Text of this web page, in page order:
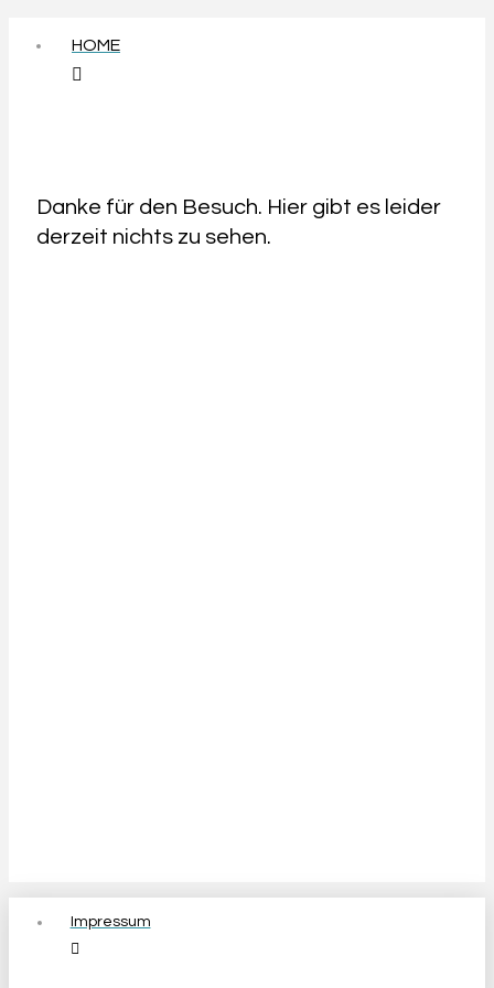
HOME
Danke für den Besuch. Hier gibt es leider
derzeit nichts zu sehen.
Impressum